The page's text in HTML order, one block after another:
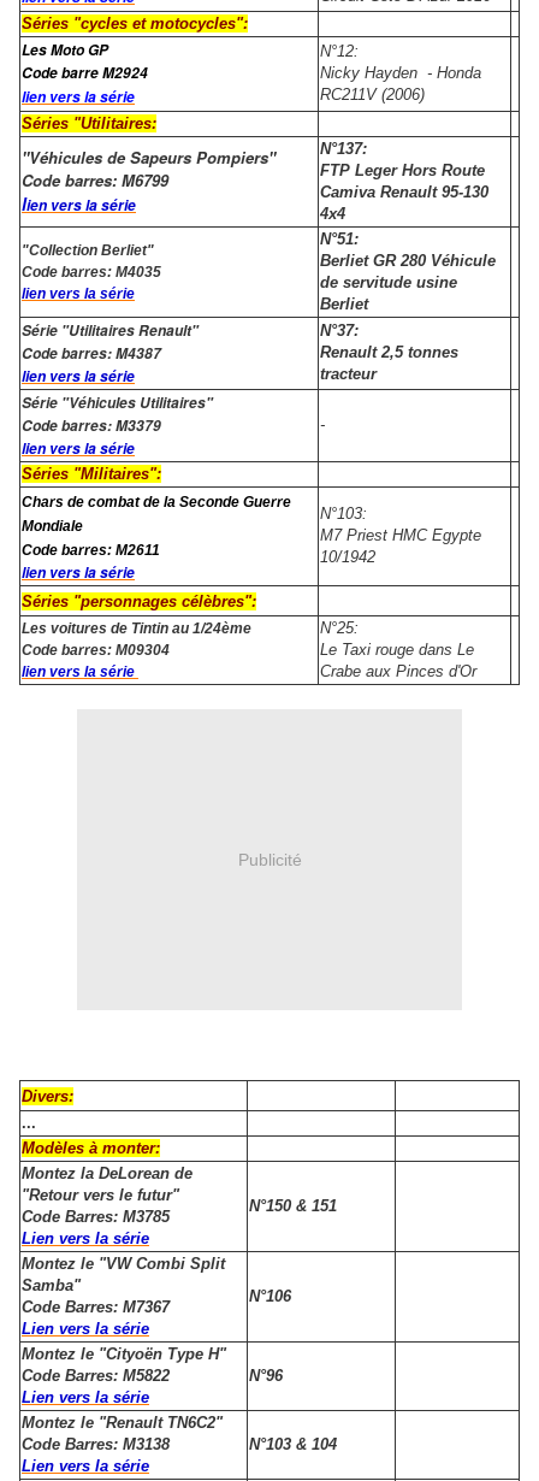
Séries "cycles et motocycles":
Les Moto GP
Code barre M2924
lien vers la série
N°12:
Nicky Hayden - Honda
RC211V (2006)
Séries "Utilitaires:
"Véhicules de Sapeurs Pompiers"
Code barres: M6799
lien vers la série
N°137:
FTP Leger Hors Route
Camiva Renault 95-130
4x4
"Collection Berliet"
Code barres: M4035
lien vers la série
N°51:
Berliet GR 280 Véhicule
de servitude usine
Berliet
Série "Utilitaires Renault"
Code barres: M4387
lien vers la série
N°37:
Renault 2,5 tonnes
tracteur
Série "Véhicules Utilitaires"
Code barres: M3379
lien vers la série
-
Séries "Militaires":
Chars de combat de la Seconde Guerre
Mondiale
Code barres: M2611
lien vers la série
N°103:
M7 Priest HMC Egypte
10/1942
Séries "personnages célèbres":
Les voitures de Tintin au 1/24ème
Code barres: M09304
lien vers la série
N°25:
Le Taxi rouge dans Le
Crabe aux Pinces d'Or
Publicité
Divers:
...
Modèles à monter:
Montez la DeLorean de
"Retour vers le futur"
Code Barres: M3785
Lien vers la série
N°150 & 151
Montez le "VW Combi Split
Samba"
Code Barres: M7367
Lien vers la série
N°106
Montez le "Cityoën Type H"
Code Barres: M5822
Lien vers la série
N°96
Montez le "Renault TN6C2"
Code Barres: M3138
Lien vers la série
N°103 & 104